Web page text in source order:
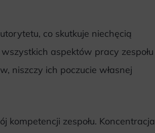
co skutkuje niechęcią
aspektów pracy zespołu
niszczy ich poczucie własnej
kompetencji zespołu. Koncentracja